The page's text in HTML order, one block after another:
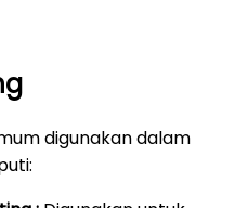
digunakan dalam